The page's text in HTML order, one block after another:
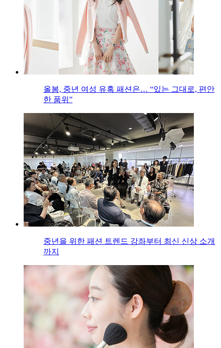
올봄, 중년 여성 유혹 패션은… “있는 그대로, 편안
한 품위”
중년을 위한 패션 트렌드 강좌부터 최신 신상 소개
까지